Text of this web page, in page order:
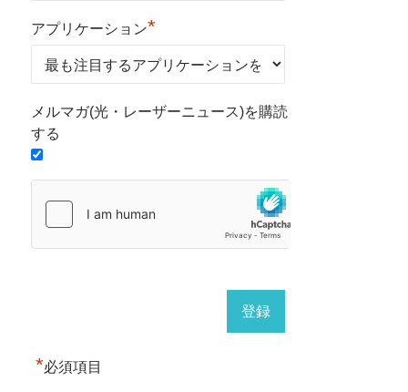
アプリケーション*
メルマガ(光・レーザーニュース)を購読
する
*必須項目